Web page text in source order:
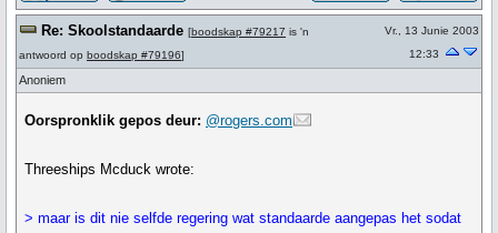
Re: Skoolstandaarde [boodskap #79217 is 'n
antwoord op boodskap #79196]
Vr., 13 Junie 2003
12:33
Anoniem
Oorspronklik gepos deur: @rogers.com
Threeships Mcduck wrote:
> maar is dit nie selfde regering wat standaarde aangepas het sodat